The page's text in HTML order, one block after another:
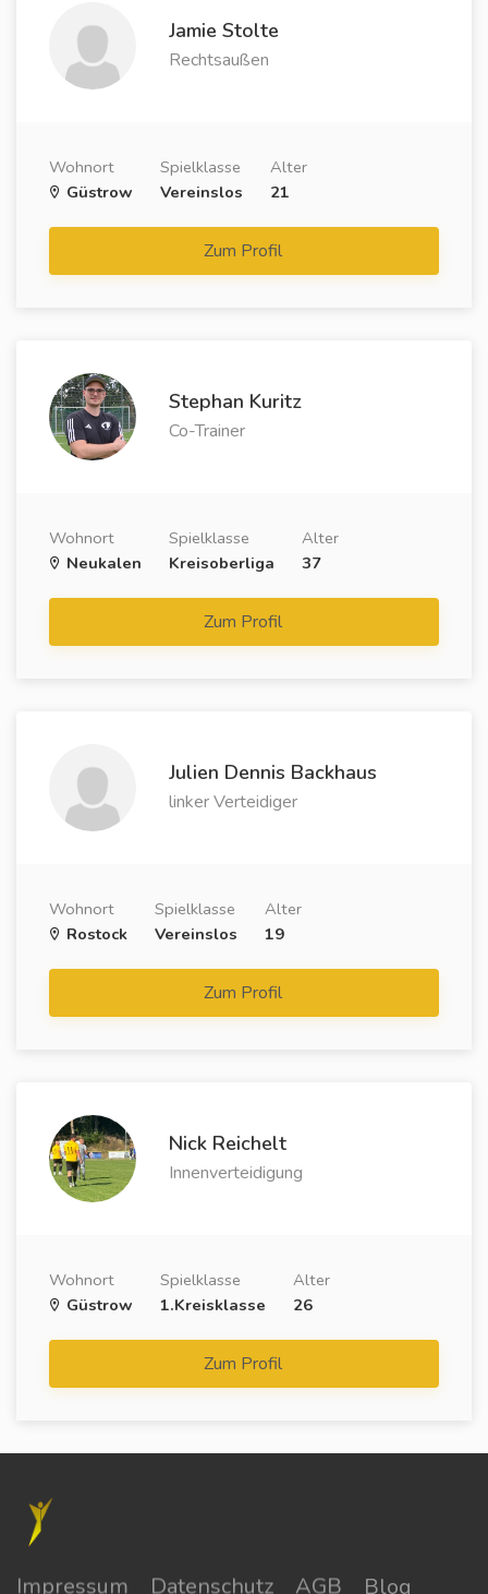
Jamie Stolte
Rechtsaußen
Wohnort
Güstrow
Spielklasse
Vereinslos
Alter
21
Zum Profil
Stephan Kuritz
Co-Trainer
Wohnort
Neukalen
Spielklasse
Kreisoberliga
Alter
37
Zum Profil
Julien Dennis Backhaus
linker Verteidiger
Wohnort
Rostock
Spielklasse
Vereinslos
Alter
19
Zum Profil
Nick Reichelt
Innenverteidigung
Wohnort
Güstrow
Spielklasse
1.Kreisklasse
Alter
26
Zum Profil
Impressum Datenschutz AGB Blog